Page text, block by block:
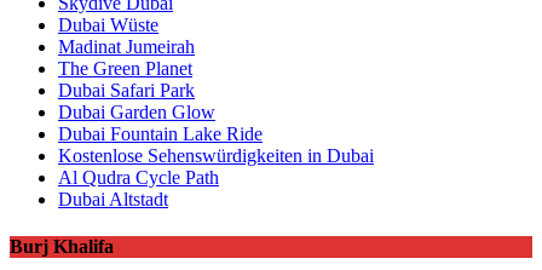
Dubai Wüste
Madinat Jumeirah
The Green Planet
Dubai Safari Park
Dubai Garden Glow
Dubai Fountain Lake Ride
Kostenlose Sehenswürdigkeiten in Dubai
Al Qudra Cycle Path
Dubai Altstadt
Burj Khalifa